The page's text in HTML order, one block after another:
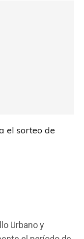
el sorteo de
Urbano y